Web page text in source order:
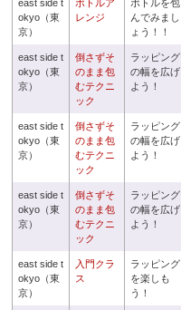
east side t
okyo（東
京）
ボトルア
レンジ
ボトルを包
んでみまし
ょう！！
east side t
okyo（東
京）
倒さずそ
のまま包
むテクニ
ック
ラッピング
の幅を広げ
よう！
east side t
okyo（東
京）
倒さずそ
のまま包
むテクニ
ック
ラッピング
の幅を広げ
よう！
east side t
okyo（東
京）
倒さずそ
のまま包
むテクニ
ック
ラッピング
の幅を広げ
よう！
east side t
okyo（東
京）
入門クラ
ス
ラッピング
を楽しも
う！